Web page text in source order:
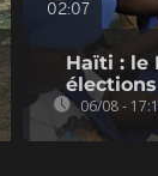
02:07
Haïti : le
06/08 -